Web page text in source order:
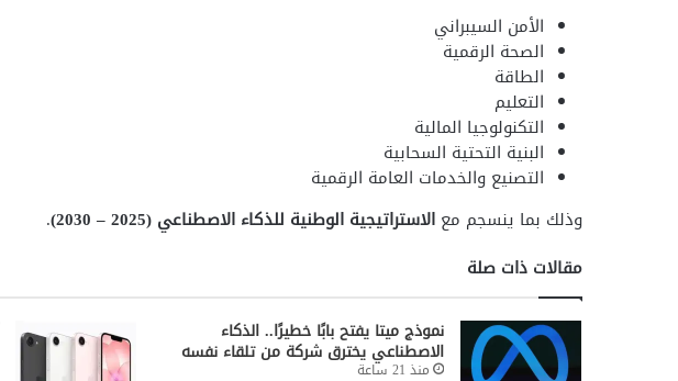
الأمن السيبراني
الصحة الرقمية
الطاقة
التعليم
التكنولوجيا المالية
البنية التحتية السحابية
التصنيع والخدمات العامة الرقمية
وذلك بما ينسجم مع الاستراتيجية الوطنية للذكاء الاصطناعي (2025 – 2030)
.
مقالات ذات صلة
نموذج ميتا يفتح بابًا خطيرًا.. الذكاء
الاصطناعي يخترق شركة من تلقاء نفسه
منذ 21 ساعة